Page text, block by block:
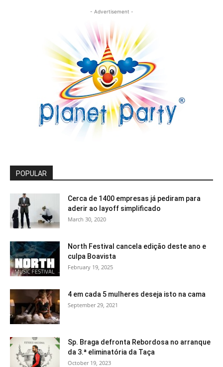
- Advertisement -
POPULAR
Cerca de 1400 empresas já pediram para
aderir ao layoff simplificado
March 30, 2020
North Festival cancela edição deste ano e
culpa Boavista
February 19, 2025
4 em cada 5 mulheres deseja isto na cama
September 29, 2021
Sp. Braga defronta Rebordosa no arranque
da 3.ª eliminatória da Taça
October 19, 2023